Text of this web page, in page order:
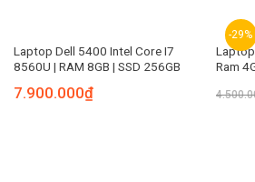
Laptop Dell 5400 Intel Core I7
8560U | RAM 8GB | SSD 256GB
7.900.000₫
-29%
Ram